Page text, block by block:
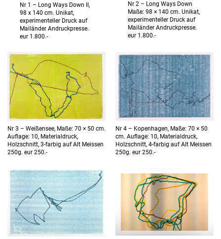
Nr 1 – Long Ways Down II,
98 x 140 cm. Unikat,
experimenteller Druck auf
Mailänder Andruckpresse.
eur 1.800.-
Nr 2 – Long Ways Down
Maße: 98 × 140 cm. Unikat,
experimenteller Druck auf
Mailänder Andruckpresse.
eur 1.800.-
Nr 3 – Weißensee, Maße: 70 × 50 cm.
Auflage: 10, Materialdruck,
Holzschnitt, 3-farbig auf Alt Meissen
250g. eur 250.-
Nr 4 – Kopenhagen, Maße: 70 × 50
cm. Auflage: 10, Materialdruck,
Holzschnitt, 4-farbig auf Alt Meissen
250g. eur 250.-